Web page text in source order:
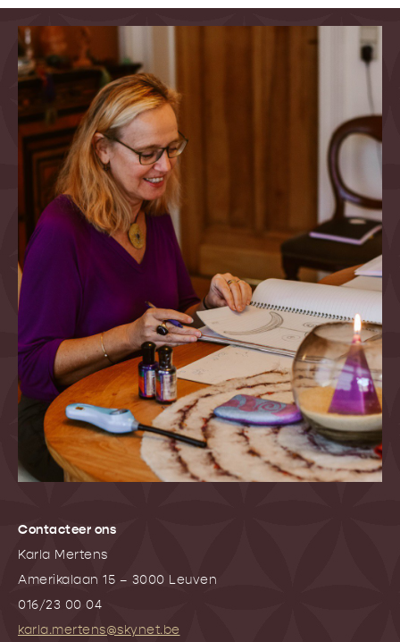
Contacteer ons
Karla Mertens
Amerikalaan 15 – 3000 Leuven
016/23 00 04
karla.mertens@skynet.be